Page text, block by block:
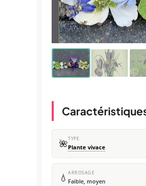
🌺TYPE
Plante vivace
💧 ARROSAGE
Faible, moyen